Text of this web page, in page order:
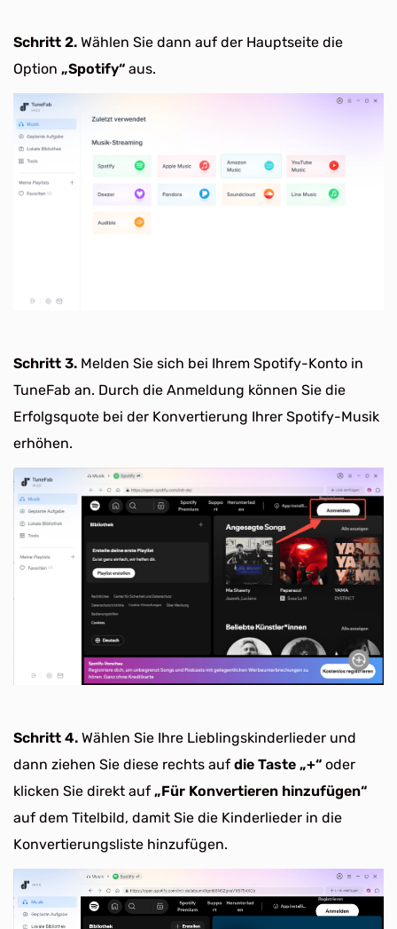
Schritt 2. Wählen Sie dann auf der Hauptseite die
Option „Spotify“ aus.
Schritt 3. Melden Sie sich bei Ihrem Spotify-Konto in
TuneFab an. Durch die Anmeldung können Sie die
Erfolgsquote bei der Konvertierung Ihrer Spotify-Musik
erhöhen.
Schritt 4. Wählen Sie Ihre Lieblingskinderlieder und
dann ziehen Sie diese rechts auf die Taste „+“ oder
klicken Sie direkt auf „Für Konvertieren hinzufügen“
auf dem Titelbild, damit Sie die Kinderlieder in die
Konvertierungsliste hinzufügen.